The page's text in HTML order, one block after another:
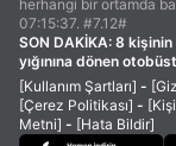
herhangi bir ortamda
07:15:37. #7.12#
SON DAKİKA: 8 kişinin
yığınına dönen
[Kullanım Şartları] -
[Çerez Politikası] -
Metni] - [Hata Bildir]